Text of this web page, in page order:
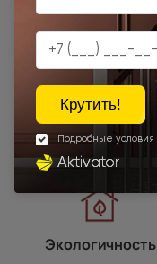
Экологичность